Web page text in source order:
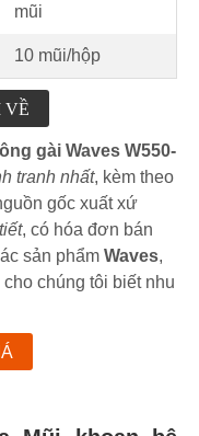
mũi
10 mũi/hộp
VỀ
gài Waves W550-
tranh nhất, kèm theo
gốc xuất xứ
, có hóa đơn bán
sản phẩm Waves,
chúng tôi biết nhu